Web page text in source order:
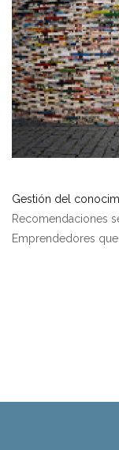
Gestión del
Recomendaciones
Emprendedores